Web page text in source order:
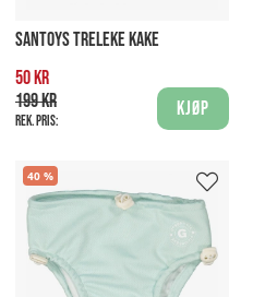
SANTOYS TRELEKE KAKE
50 kr
199 kr
Rek. pris:
Kjøp
40